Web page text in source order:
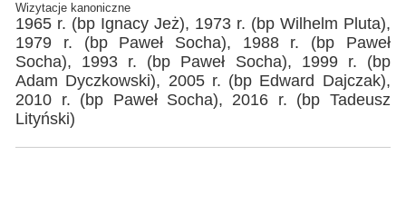
Wizytacje kanoniczne
1965 r. (bp Ignacy Jeż), 1973 r. (bp Wilhelm Pluta),
1979 r. (bp Paweł Socha), 1988 r. (bp Paweł
Socha), 1993 r. (bp Paweł Socha), 1999 r. (bp
Adam Dyczkowski), 2005 r. (bp Edward Dajczak),
2010 r. (bp Paweł Socha), 2016 r. (bp Tadeusz
Lityński)